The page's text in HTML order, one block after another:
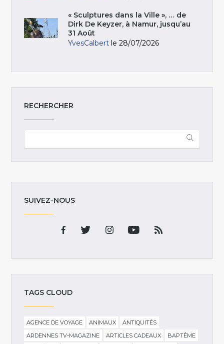
« Sculptures dans la Ville », … de
Dirk De Keyzer, à Namur, jusqu’au
31 Août
YvesCalbert le 28/07/2026
RECHERCHER
SUIVEZ-NOUS
TAGS CLOUD
AGENCE DE VOYAGE ANIMAUX
ANTIQUITÉS
ARDENNES TV-MAGAZINE
ARTICLES CADEAUX
BAPTÊME